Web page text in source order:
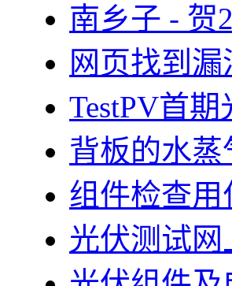
南乡子 - 贺
网页找到
TestPV首
背板的水
组件检查
光伏测试